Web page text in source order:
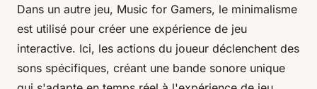
Dans un autre jeu, Music for Gamers, le minimalisme
est utilisé pour créer une expérience de jeu
interactive. Ici, les actions du joueur déclenchent des
sons spécifiques, créant une bande sonore unique